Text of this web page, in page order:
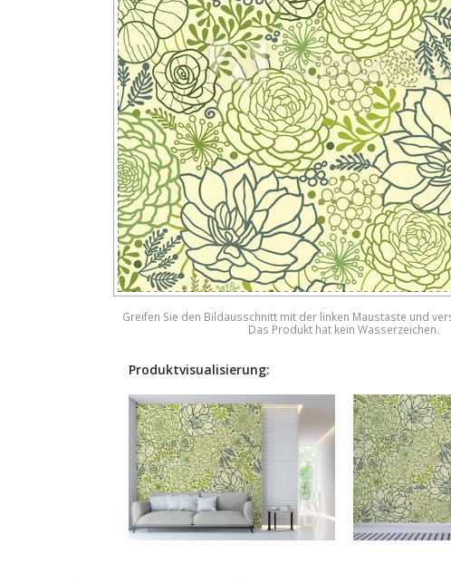
Greifen Sie den Bildausschnitt mit der linken Maustaste und
Das Produkt hat kein Wasserzeichen.
Produktvisualisierung: